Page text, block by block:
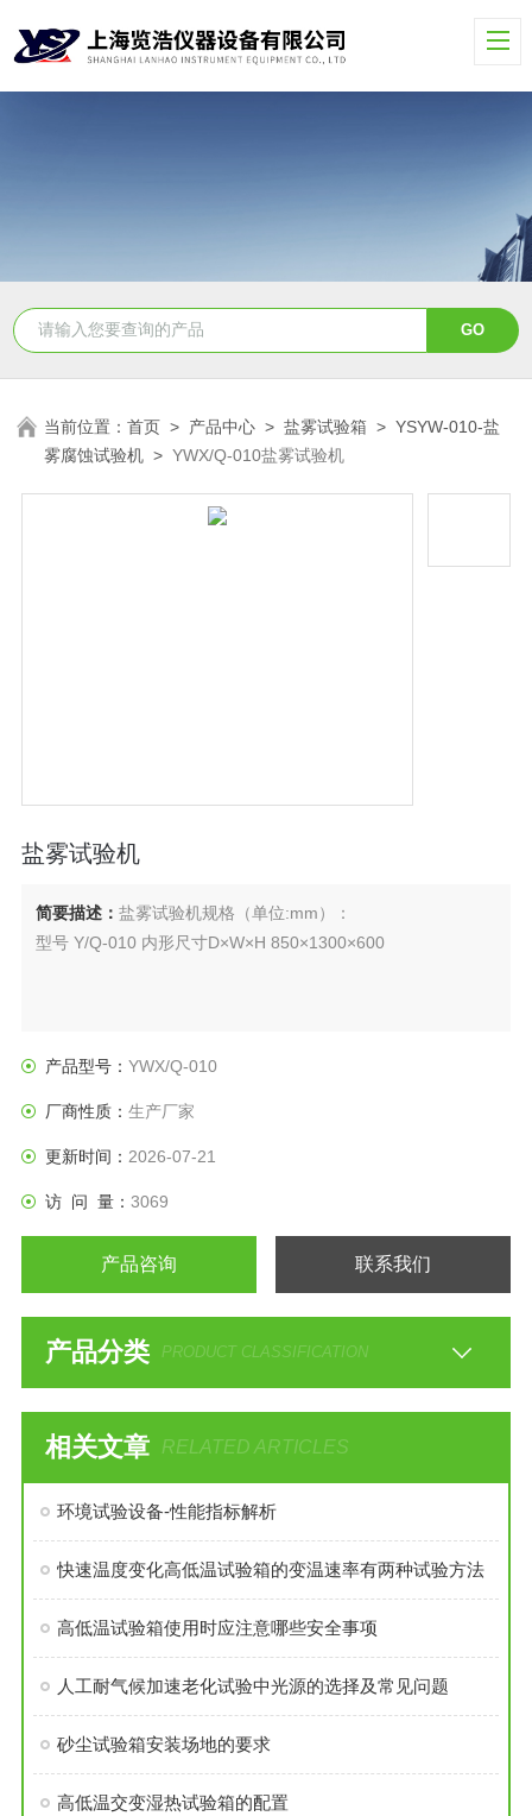
当前位置：首页 > 产品中心 >盐雾试验箱 >YSYW-010-盐
雾腐蚀试验机 >YWX/Q-010盐雾试验机
盐雾试验机
简要描述： 盐雾试验机规格（单位:mm）：
型号 Y/Q-010 内形尺寸D×W×H 850×1300×600
产品型号： YWX/Q-010
厂商性质： 生产厂家
更新时间： 2026-07-21
访 问 量： 3069
产品咨询 联系我们
产品分类 PRODUCT CLASSIFICATION
相关文章 RELATED ARTICLES
环境试验设备-性能指标解析
快速温度变化高低温试验箱的变温速率有两种试验方法
高低温试验箱使用时应注意哪些安全事项
人工耐气候加速老化试验中光源的选择及常见问题
砂尘试验箱安装场地的要求
高低温交变湿热试验箱的配置